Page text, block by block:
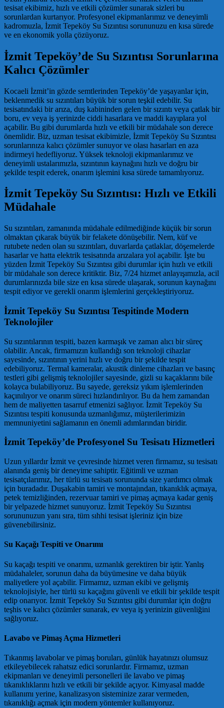
tesisat ekibimiz, hızlı ve etkili çözümler sunarak sizleri bu
sorunlardan kurtarıyor. Profesyonel ekipmanlarımız ve deneyimli
kadromuzla, İzmit Tepeköy Su Sızıntısı sorununuzu en kısa sürede
ve en ekonomik yolla çözüyoruz.
İzmit Tepeköy’de Su Sızıntısı Sorunlarına
Kalıcı Çözümler
Kocaeli İzmit’in gözde semtlerinden Tepeköy’de yaşayanlar için,
beklenmedik su sızıntıları büyük bir sorun teşkil edebilir. Su
tesisatındaki bir arıza, duş kabininden gelen bir sızıntı veya çatlak bir
boru, ev veya iş yerinizde ciddi hasarlara ve maddi kayıplara yol
açabilir. Bu gibi durumlarda hızlı ve etkili bir müdahale son derece
önemlidir. Biz, uzman tesisat ekibimizle, İzmit Tepeköy Su Sızıntısı
sorunlarınıza kalıcı çözümler sunuyor ve olası hasarları en aza
indirmeyi hedefliyoruz. Yüksek teknoloji ekipmanlarımız ve
deneyimli ustalarımızla, sızıntının kaynağını hızlı ve doğru bir
şekilde tespit ederek, onarım işlemini kısa sürede tamamlıyoruz.
İzmit Tepeköy Su Sızıntısı: Hızlı ve Etkili
Müdahale
Su sızıntıları, zamanında müdahale edilmediğinde küçük bir sorun
olmaktan çıkarak büyük bir felakete dönüşebilir. Nem, küf ve
rutubete neden olan su sızıntıları, duvarlarda çatlaklar, döşemelerde
hasarlar ve hatta elektrik tesisatında arızalara yol açabilir. İşte bu
yüzden İzmit Tepeköy Su Sızıntısı gibi durumlar için hızlı ve etkili
bir müdahale son derece kritiktir. Biz, 7/24 hizmet anlayışımızla, acil
durumlarınızda bile size en kısa sürede ulaşarak, sorunun kaynağını
tespit ediyor ve gerekli onarım işlemlerini gerçekleştiriyoruz.
İzmit Tepeköy Su Sızıntısı Tespitinde Modern
Teknolojiler
Su sızıntılarının tespiti, bazen karmaşık ve zaman alıcı bir süreç
olabilir. Ancak, firmamızın kullandığı son teknoloji cihazlar
sayesinde, sızıntının yerini hızlı ve doğru bir şekilde tespit
edebiliyoruz. Termal kameralar, akustik dinleme cihazları ve basınç
testleri gibi gelişmiş teknolojiler sayesinde, gizli su kaçaklarını bile
kolayca bulabiliyoruz. Bu sayede, gereksiz yıkım işlemlerinden
kaçınılıyor ve onarım süreci hızlandırılıyor. Bu da hem zamandan
hem de maliyetten tasarruf etmenizi sağlıyor. İzmit Tepeköy Su
Sızıntısı tespiti konusunda uzmanlığımız, müşterilerimizin
memnuniyetini sağlamanın en önemli adımlarından biridir.
İzmit Tepeköy’de Profesyonel Su Tesisatı Hizmetleri
Uzun yıllardır İzmit ve çevresinde hizmet veren firmamız, su tesisatı
alanında geniş bir deneyime sahiptir. Eğitimli ve uzman
tesisatçılarımız, her türlü su tesisatı sorununda size yardımcı olmak
için buradadır. Duşakabin tamiri ve montajından, tıkanıklık açmaya,
petek temizliğinden, rezervuar tamiri ve pimaş açmaya kadar geniş
bir yelpazede hizmet sunuyoruz. İzmit Tepeköy Su Sızıntısı
sorununuzun yanı sıra, tüm sıhhi tesisat işleriniz için bize
güvenebilirsiniz.
Su Kaçağı Tespiti ve Onarımı
Su kaçağı tespiti ve onarımı, uzmanlık gerektiren bir iştir. Yanlış
müdahaleler, sorunun daha da büyümesine ve daha büyük
maliyetlere yol açabilir. Firmamız, uzman ekibi ve gelişmiş
teknolojisiyle, her türlü su kaçağını güvenli ve etkili bir şekilde tespit
edip onarıyor. İzmit Tepeköy Su Sızıntısı gibi durumlar için doğru
teşhis ve kalıcı çözümler sunarak, ev veya iş yerinizin güvenliğini
sağlıyoruz.
Lavabo ve Pimaş Açma Hizmetleri
Tıkanmış lavabolar ve pimaş boruları, günlük hayatınızı olumsuz
etkileyebilecek rahatsız edici sorunlardır. Firmamız, uzman
ekipmanları ve deneyimli personelleri ile lavabo ve pimaş
tıkanıklıklarını hızlı ve etkili bir şekilde açıyor. Kimyasal madde
kullanımı yerine, kanalizasyon sisteminize zarar vermeden,
tıkanıklığı açmak için modern yöntemler kullanıyoruz.